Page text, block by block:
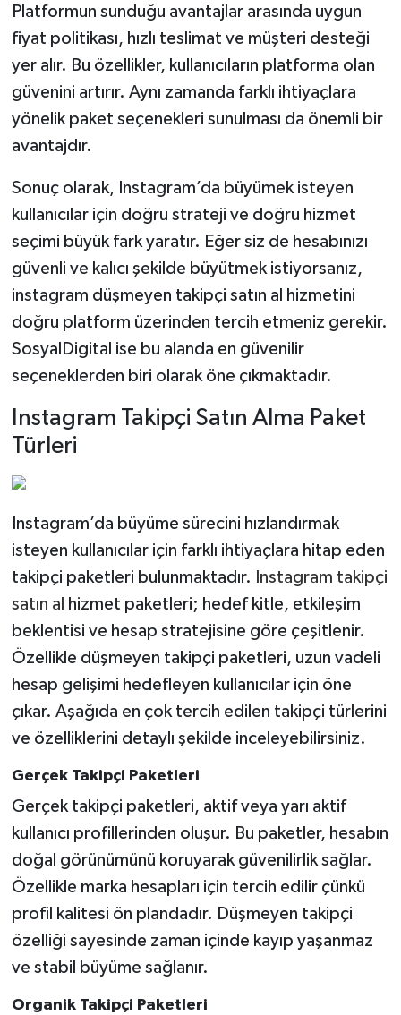
Platformun sunduğu avantajlar arasında uygun
fiyat politikası, hızlı teslimat ve müşteri desteği
yer alır. Bu özellikler, kullanıcıların platforma olan
güvenini artırır. Aynı zamanda farklı ihtiyaçlara
yönelik paket seçenekleri sunulması da önemli bir
avantajdır.
Sonuç olarak, Instagram’da büyümek isteyen
kullanıcılar için doğru strateji ve doğru hizmet
seçimi büyük fark yaratır. Eğer siz de hesabınızı
güvenli ve kalıcı şekilde büyütmek istiyorsanız,
instagram düşmeyen takipçi satın al hizmetini
doğru platform üzerinden tercih etmeniz gerekir.
SosyalDigital ise bu alanda en güvenilir
seçeneklerden biri olarak öne çıkmaktadır.
Instagram Takipçi Satın Alma Paket
Türleri
Instagram’da büyüme sürecini hızlandırmak
isteyen kullanıcılar için farklı ihtiyaçlara hitap eden
takipçi paketleri bulunmaktadır. Instagram takipçi
satın al hizmet paketleri; hedef kitle, etkileşim
beklentisi ve hesap stratejisine göre çeşitlenir.
Özellikle düşmeyen takipçi paketleri, uzun vadeli
hesap gelişimi hedefleyen kullanıcılar için öne
çıkar. Aşağıda en çok tercih edilen takipçi türlerini
ve özelliklerini detaylı şekilde inceleyebilirsiniz.
Gerçek Takipçi Paketleri
Gerçek takipçi paketleri, aktif veya yarı aktif
kullanıcı profillerinden oluşur. Bu paketler, hesabın
doğal görünümünü koruyarak güvenilirlik sağlar.
Özellikle marka hesapları için tercih edilir çünkü
profil kalitesi ön plandadır. Düşmeyen takipçi
özelliği sayesinde zaman içinde kayıp yaşanmaz
ve stabil büyüme sağlanır.
Organik Takipçi Paketleri